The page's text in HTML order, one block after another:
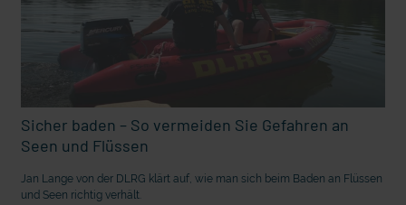
Nachhaltige Geldanlage: Rendite mit gutem Gewissen?
Sicher baden – So vermeiden Sie Gefahren an
Seen und Flüssen
Jan Lange von der DLRG klärt auf, wie man sich beim Baden an Flüssen
und Seen richtig verhält.